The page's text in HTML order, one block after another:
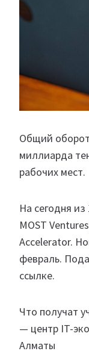
Общий оборот
миллиарда
рабочих мест.
На сегодня
MOST
Accelerator.
февраль.
ссылке.
Что получат
— центр IT-
Алматы